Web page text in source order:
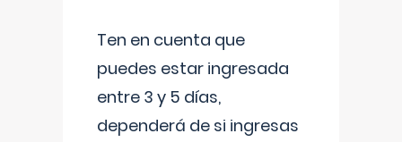
Ten en cuenta que
puedes estar ingresada
entre 3 y 5 días,
dependerá de si ingresas